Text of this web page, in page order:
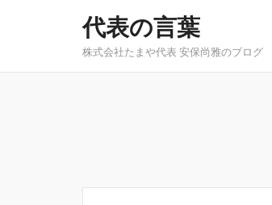
代表の言葉
株式会社たまや代表 安保尚雅のブログ